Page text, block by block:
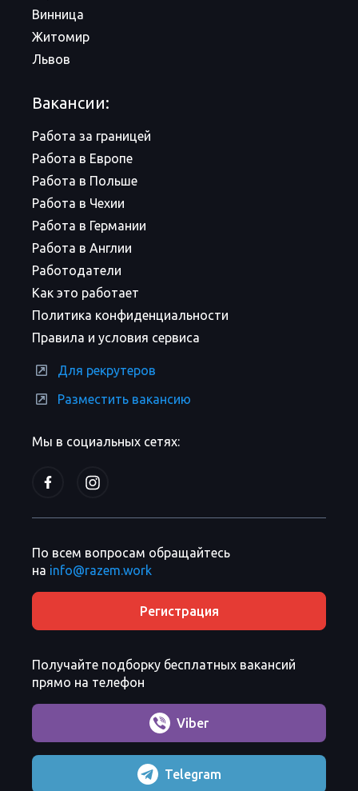
Мы в социальных сетях:
Винница
Житомир
Львов
Вакансии:
Работа за границей
Работа в Европе
Работа в Польше
Работа в Чехии
Работа в Германии
Работа в Англии
Работодатели
Как это работает
Политика конфиденциальности
Правила и условия сервиса
Для рекрутеров
Разместить вакансию
По всем вопросам обращайтесь
на info@razem.work
Регистрация
Получайте подборку бесплатных вакансий
прямо на телефон
Viber
Telegram